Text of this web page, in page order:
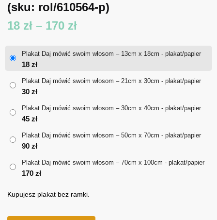
(sku: rol/610564-p)
18 zł – 170 złZakres
18 zł
Plakat Daj mówić swoim włosom – 13cm x 18cm - plakat/papier
18 zł
Plakat Daj mówić swoim włosom – 21cm x 30cm - plakat/papier
30 zł
Plakat Daj mówić swoim włosom – 30cm x 40cm - plakat/papier
45 zł
Plakat Daj mówić swoim włosom – 50cm x 70cm - plakat/papier
90 zł
Plakat Daj mówić swoim włosom – 70cm x 100cm - plakat/papier
170 zł
Kupujesz plakat bez ramki.